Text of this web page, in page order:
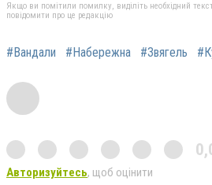
Якщо ви помітили помилку, виділіть необхідний
повідомити про це редакцію
#Вандали #Набережна #Звягель
Авторизуйтесь, щоб оцінити